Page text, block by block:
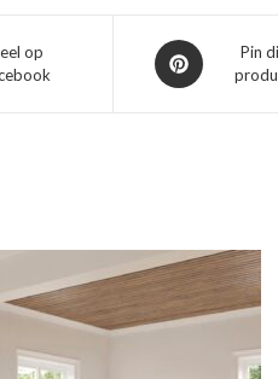
op
Opent
in
Pin